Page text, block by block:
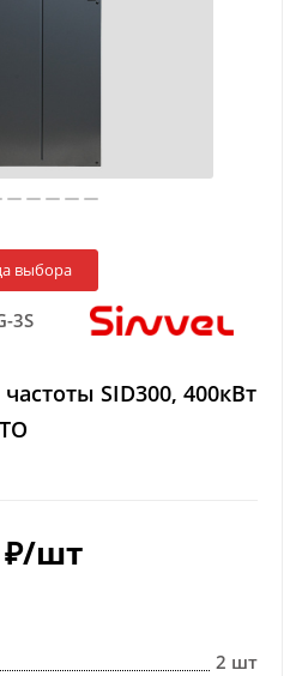
выбора
3S
SID300, 400кВт
₽/шт
2 шт